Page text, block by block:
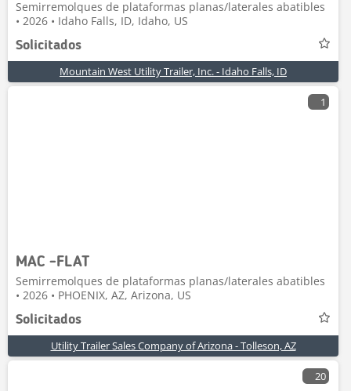
Semirremolques de plataformas planas/laterales abatibles
• 2026 • Idaho Falls, ID, Idaho, US
Solicitados
Mountain West Utility Trailer, Inc. - Idaho Falls, ID
1
MAC -FLAT
Semirremolques de plataformas planas/laterales abatibles
• 2026 • PHOENIX, AZ, Arizona, US
Solicitados
Utility Trailer Sales Company of Arizona - Tolleson, AZ
20